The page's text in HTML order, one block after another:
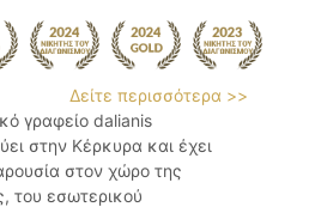
Δείτε περισσότερα >>
γραφείο dalianis
στην Κέρκυρα και έχει
στον χώρο της
του εσωτερικού